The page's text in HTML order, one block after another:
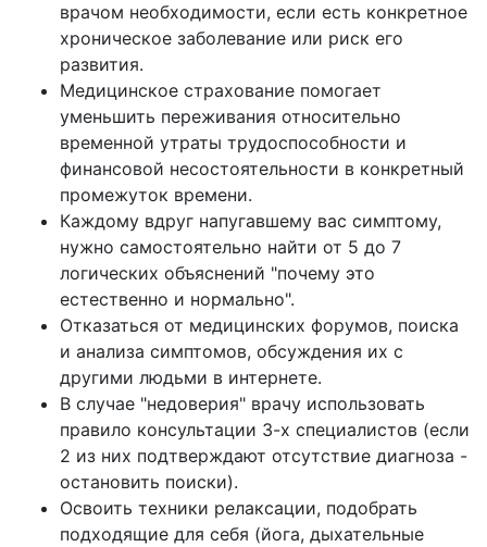
врачом необходимости, если есть конкретное
хроническое заболевание или риск его
развития.
Медицинское страхование помогает
уменьшить переживания относительно
временной утраты трудоспособности и
финансовой несостоятельности в конкретный
промежуток времени.
Каждому вдруг напугавшему вас симптому,
нужно самостоятельно найти от 5 до 7
логических объяснений "почему это
естественно и нормально".
Отказаться от медицинских форумов, поиска
и анализа симптомов, обсуждения их с
другими людьми в интернете.
В случае "недоверия" врачу использовать
правило консультации 3-х специалистов (если
2 из них подтверждают отсутствие диагноза -
остановить поиски).
Освоить техники релаксации, подобрать
подходящие для себя (йога, дыхательные